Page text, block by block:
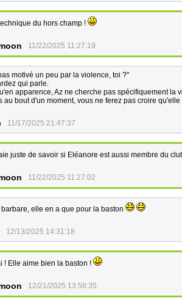
du hors champ !
11/22/2025 11:27:19
motivé un peu par la violence, toi ?"
qui parle.
apparence, Az ne cherche pas spécifiquement
au bout d'un moment, vous ne ferez pas croire
11/17/2025 21:47:37
juste de savoir si Eléanore est aussi membre du
11/22/2025 11:27:02
elle en a que pour la baston
12/13/2025 14:31:18
! Elle aime bien la baston !
12/21/2025 13:58:35